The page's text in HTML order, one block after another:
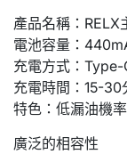
產品名稱：RELX
電池容量：
充電方式：
充電時間：15-30
特色：低漏油機
廣泛的相容性